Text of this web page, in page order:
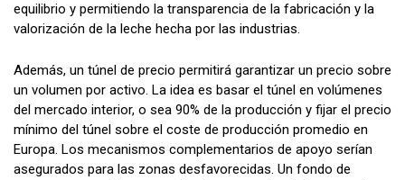
equilibrio y permitiendo la transparencia de la fabricación y la
valorización de la leche hecha por las industrias.
Además, un túnel de precio permitirá garantizar un precio sobre
un volumen por activo. La idea es basar el túnel en volúmenes
del mercado interior, o sea 90% de la producción y fijar el precio
mínimo del túnel sobre el coste de producción promedio en
Europa. Los mecanismos complementarios de apoyo serían
asegurados para las zonas desfavorecidas. Un fondo de